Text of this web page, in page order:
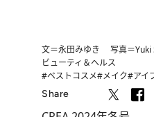
文＝永田みゆき 写真＝Yuki
ビューティ＆ヘルス
#ベストコスメ#メイク#アイ
Share